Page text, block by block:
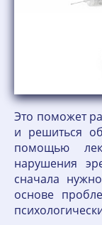
Это поможет
и решиться
помощью
нарушения
сначала
основе